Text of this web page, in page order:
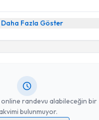
Daha Fazla Göster
online randevu alabileceğin bir
bulunmuyor.